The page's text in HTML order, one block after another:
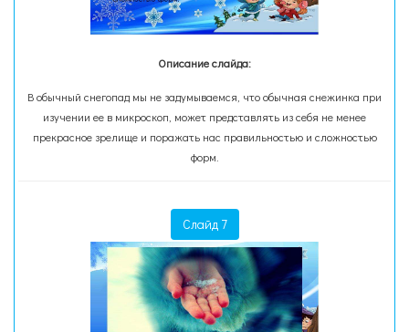
Описание слайда:
В обычный снегопад мы не задумываемся, что обычная снежинка при
изучении ее в микроскоп, может представлять из себя не менее
прекрасное зрелище и поражать нас правильностью и сложностью
форм.
Слайд 7